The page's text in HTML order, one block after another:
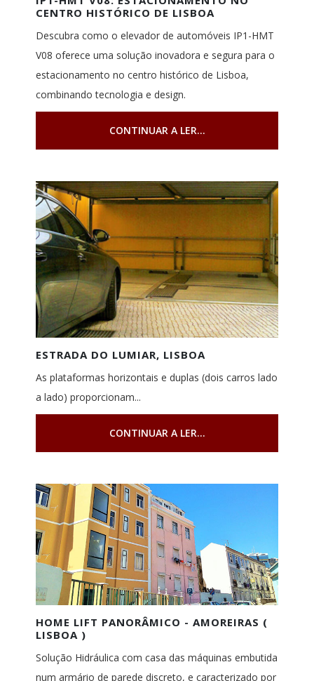
CENTRO HISTÓRICO DE LISBOA
Descubra como o elevador de automóveis IP1-HMT
V08 oferece uma solução inovadora e segura para o
estacionamento no centro histórico de Lisboa,
combinando tecnologia e design.
CONTINUAR A LER...
ESTRADA DO LUMIAR, LISBOA
As plataformas horizontais e duplas (dois carros lado
a lado) proporcionam...
CONTINUAR A LER...
HOME LIFT PANORÂMICO - AMOREIRAS (
LISBOA )
Solução Hidráulica com casa das máquinas embutida
num armário de parede discreto, e caracterizado por